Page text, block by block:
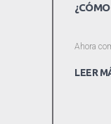
Ahora
LEER